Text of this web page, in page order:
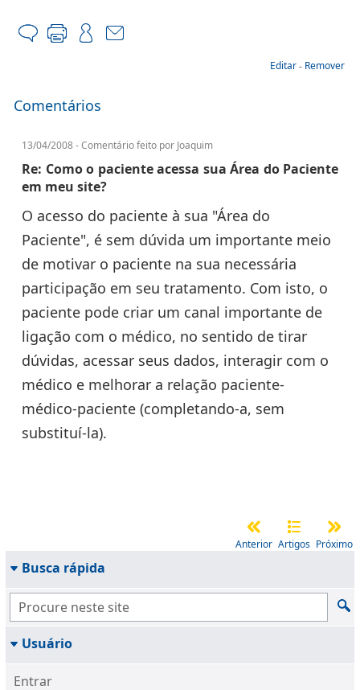
Editar- Remover
Comentários
13/04/2008 - Comentário feito por Joaquim
Re: Como o paciente acessa sua Área do Paciente
em meu site?
O acesso do paciente à sua "Área do
Paciente", é sem dúvida um importante meio
de motivar o paciente na sua necessária
participação em seu tratamento. Com isto, o
paciente pode criar um canal importante de
ligação com o médico, no sentido de tirar
dúvidas, acessar seus dados, interagir com o
médico e melhorar a relação paciente-
médico-paciente (completando-a, sem
substituí-la).
Anterior Artigos Próximo
Busca rápida
Usuário
Entrar